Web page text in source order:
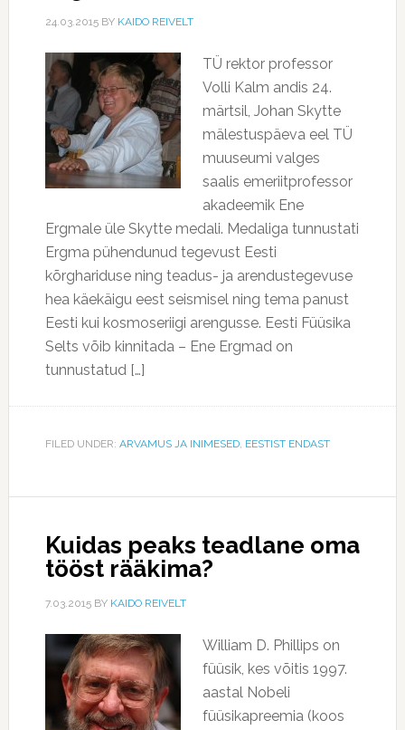
24.03.2015BY KAIDO REIVELT
TÜ rektor professor
Volli Kalm andis 24.
märtsil, Johan Skytte
mälestuspäeva eel TÜ
muuseumi valges
saalis emeriitprofessor
akadeemik Ene
Ergmale üle Skytte medali. Medaliga tunnustati
Ergma pühendunud tegevust Eesti
kõrghariduse ning teadus- ja arendustegevuse
hea käekäigu eest seismisel ning tema panust
Eesti kui kosmoseriigi arengusse. Eesti Füüsika
Selts võib kinnitada – Ene Ergmad on
tunnustatud […]
FILED UNDER: ARVAMUS JA INIMESED, EESTIST ENDAST
Kuidas peaks teadlane oma
tööst rääkima?
7.03.2015BY KAIDO REIVELT
William D. Phillips on
füüsik, kes võitis 1997.
aastal Nobeli
füüsikapreemia (koos